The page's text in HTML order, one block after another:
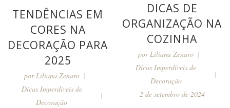
TENDÊNCIAS EM
CORES NA
DECORAÇÃO PARA
2025
porLiliana Zenaro
Dicas Imperdíveis de
Decoração
DICAS DE
ORGANIZAÇÃO NA
COZINHA
por Liliana Zenaro
Dicas Imperdíveis de
Decoração
2 de setembro de 2024